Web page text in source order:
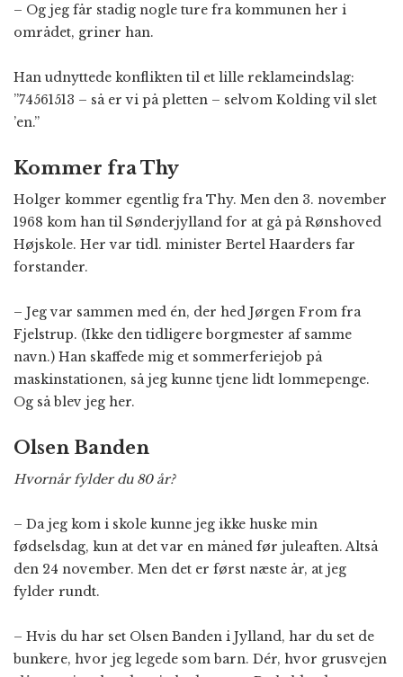
– Og jeg får stadig nogle ture fra kommunen her i
området, griner han.
Han udnyttede konflikten til et lille reklameindslag:
”74561513 – så er vi på pletten – selvom Kolding vil slet
’en.”
Kommer fra Thy
Holger kommer egentlig fra Thy. Men den 3. november
1968 kom han til Sønderjylland for at gå på Rønshoved
Højskole. Her var tidl. minister Bertel Haarders far
forstander.
– Jeg var sammen med én, der hed Jørgen From fra
Fjelstrup. (Ikke den tidligere borgmester af samme
navn.) Han skaffede mig et sommerferiejob på
maskinstationen, så jeg kunne tjene lidt lommepenge.
Og så blev jeg her.
Olsen Banden
Hvornår fylder du 80 år?
– Da jeg kom i skole kunne jeg ikke huske min
fødselsdag, kun at det var en måned før juleaften. Altså
den 24 november. Men det er først næste år, at jeg
fylder rundt.
– Hvis du har set Olsen Banden i Jylland, har du set de
bunkere, hvor jeg legede som barn. Dér, hvor grusvejen